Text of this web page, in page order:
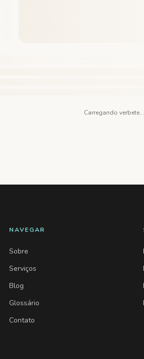
Carregando verbete...
NAVEGAR
Sobre
Serviços
Blog
Glossário
Contato